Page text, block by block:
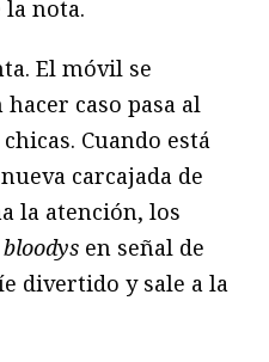
nota.
El móvil se
caso pasa al
Cuando está
carcajada de
la atención, los
bloodys en señal de
divertido y sale a la